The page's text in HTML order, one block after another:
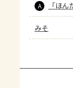
A 「ほん
みそ